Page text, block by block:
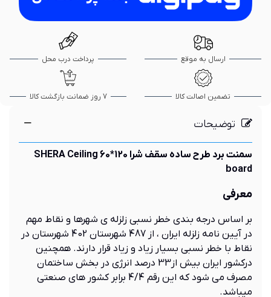
ارسال به موقع پرداخت درب محل
تضمین اصالت کالا 7 روز ضمانت بازگشت کالا
توضیحات
سمنت برد طرح ساده سقف شرا 120*60 SHERA Ceiling
board
معرفی
بر اساس درجه بندی خطر نسبی زلزله ی شهرها و نقاط مهم
در آيين نامه زلزله ايران ، از 487 شهرستان 402 شهرستان در
نقاط با خطر نسبی بسيار زياد و زياد قرار دارند. همچنين
دركشور ايران بيش از33 درصد انرژي در بخش ساختمان
مصرف مي شود كه اين رقم 4/4 برابر كشور هاي صنعتي
ميباشد.